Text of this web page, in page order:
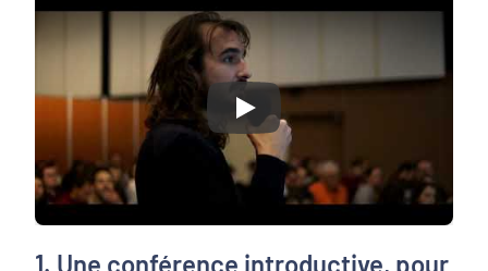
Play
1. Une conférence introductive, pour